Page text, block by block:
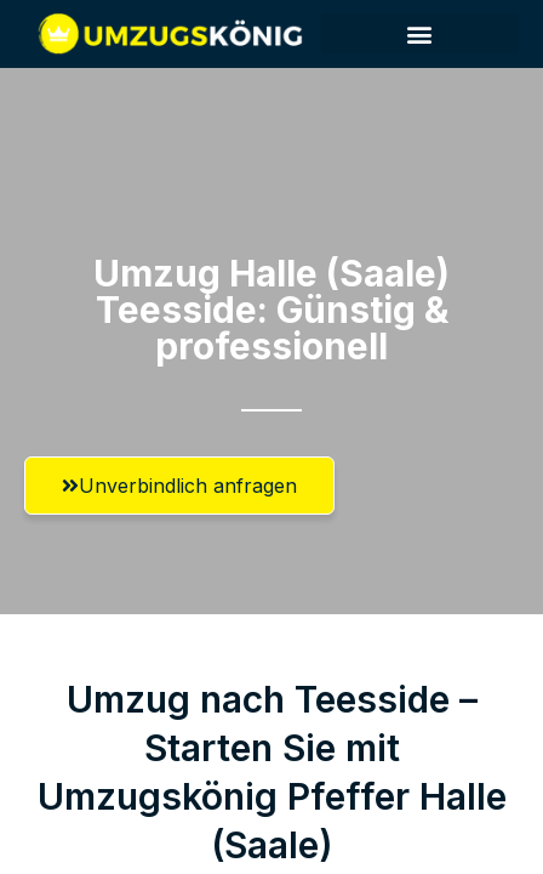
Umzug Halle (Saale)​
Teesside: Günstig &
professionell​
Unverbindlich anfragen
Umzug nach Teesside –
Starten Sie mit
Umzugskönig Pfeffer Halle
(Saale)